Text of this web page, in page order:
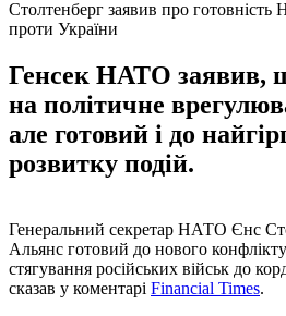
Столтенберг заявив про готовність
проти України
Генсек НАТО заявив,
на політичне
але готовий і до
розвитку подій.
Генеральний секретар НАТО Єнс
Альянс готовий до нового
стягування російських військ до
сказав у коментарі Financial Times.